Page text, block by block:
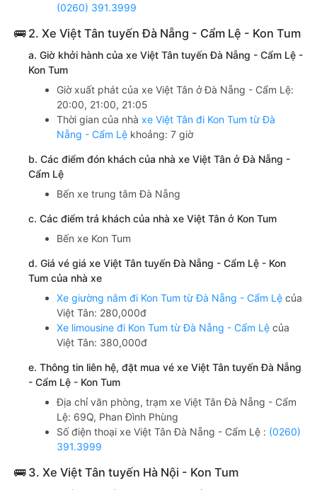
(0260) 391.3999
🚌 2. Xe Việt Tân tuyến Đà Nẵng - Cẩm Lệ - Kon Tum
a. Giờ khởi hành của xe Việt Tân tuyến Đà Nẵng - Cẩm Lệ -
Kon Tum
Giờ xuất phát của xe Việt Tân ở Đà Nẵng - Cẩm Lệ:
20:00, 21:00, 21:05
Thời gian của nhà xe Việt Tân đi Kon Tum từ Đà
Nẵng - Cẩm Lệ khoảng: 7 giờ
b. Các điểm đón khách của nhà xe Việt Tân ở Đà Nẵng -
Cẩm Lệ
Bến xe trung tâm Đà Nẵng
c. Các điểm trả khách của nhà xe Việt Tân ở Kon Tum
Bến xe Kon Tum
d. Giá vé giá xe Việt Tân tuyến Đà Nẵng - Cẩm Lệ - Kon
Tum của nhà xe
Xe giường nằm đi Kon Tum từ Đà Nẵng - Cẩm Lệ của
Việt Tân: 280,000đ
Xe limousine đi Kon Tum từ Đà Nẵng - Cẩm Lệ của
Việt Tân: 380,000đ
e. Thông tin liên hệ, đặt mua vé xe Việt Tân tuyến Đà Nẵng
- Cẩm Lệ - Kon Tum
Địa chỉ văn phòng, trạm xe Việt Tân Đà Nẵng - Cẩm
Lệ: 69Q, Phan Đình Phùng
Số điện thoại xe Việt Tân Đà Nẵng - Cẩm Lệ : (0260)
391.3999
🚌 3. Xe Việt Tân tuyến Hà Nội - Kon Tum